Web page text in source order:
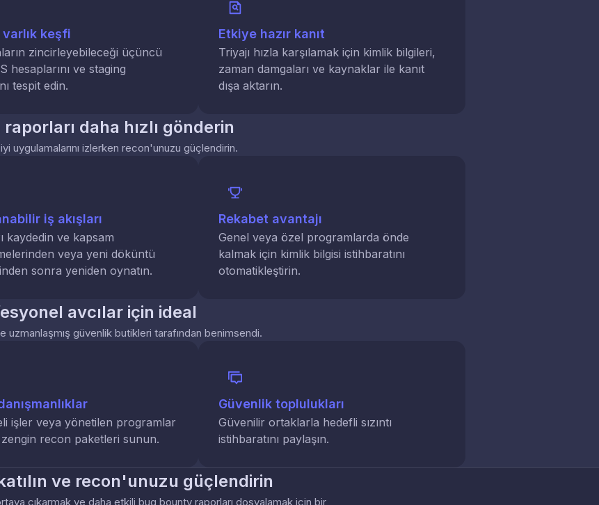
keşfi
zincirleyebileceği üçüncü
hesaplarını ve staging
tespit edin.
Etkiye hazır kanıt
Triyajı hızla karşılamak için kimlik bilgileri,
zaman damgaları ve kaynaklar ile kanıt
dışa aktarın.
daha hızlı gönderin
uygulamalarını izlerken recon'unuzu güçlendirin.
iş akışları
kaydedin ve kapsam
veya yeni döküntü
sonra yeniden oynatın.
Rekabet avantajı
Genel veya özel programlarda önde
kalmak için kimlik bilgisi istihbaratını
otomatikleştirin.
avcılar için ideal
uzmanlaşmış güvenlik butikleri tarafından benimsendi.
işler veya yönetilen programlar
recon paketleri sunun.
Güvenlik toplulukları
Güvenilir ortaklarla hedefli sızıntı
istihbaratını paylaşın.
ve recon'unuzu güçlendirin
ortaya çıkarmak ve daha etkili bug bounty raporları dosyalamak için bir